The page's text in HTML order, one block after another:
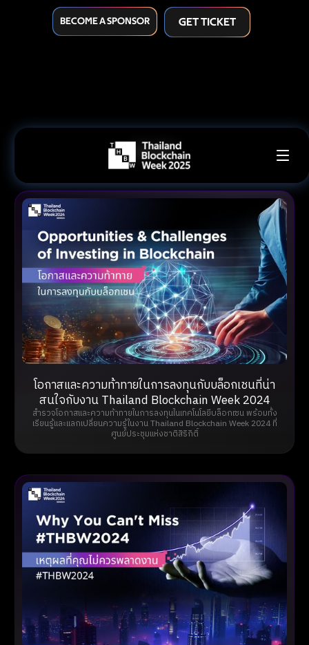
BECOME A SPONSOR GET TICKET
BLOG
โอกาสและความท้าทายในการลงทุนกับบล็อกเชนที่น่า
สนใจกับงาน Thailand Blockchain Week 2024
สำรวจโอกาสและความท้าทายในการลงทุนในเทคโนโลยีบล็อกเซน พร้อมทั้ง
เรียนรู้และแลกเปลี่ยนความรู้ในงาน Thailand Blockchain Week 2024 ที่
ศูนย์ประชุมแห่งชาติสิริกิติ์